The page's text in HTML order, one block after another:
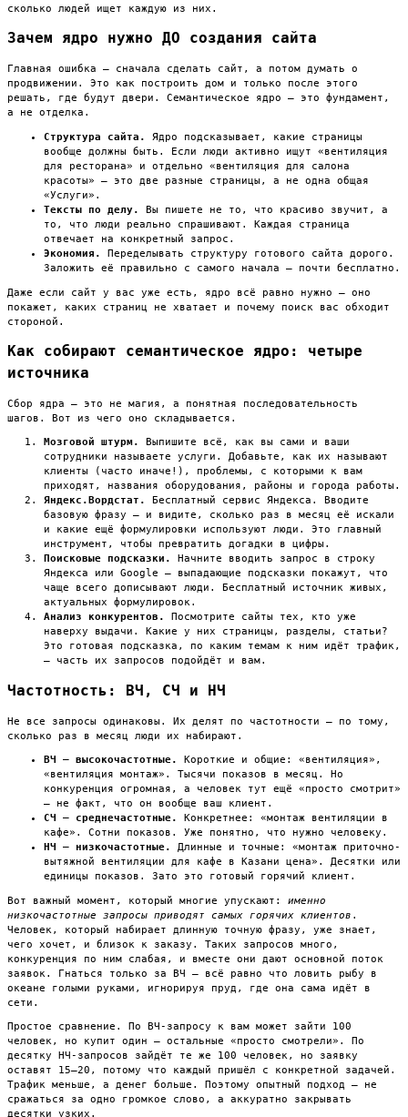
сколько людей ищет каждую из них.
Зачем ядро нужно ДО создания сайта
Главная ошибка — сначала сделать сайт, а потом думать о
продвижении. Это как построить дом и только после этого
решать, где будут двери. Семантическое ядро — это фундамент,
а не отделка.
Структура сайта.
Ядро подсказывает, какие страницы
вообще должны быть. Если люди активно ищут «вентиляция
для ресторана» и отдельно «вентиляция для салона
красоты» — это две разные страницы, а не одна общая
«Услуги».
Тексты по делу.
Вы пишете не то, что красиво звучит, а
то, что люди реально спрашивают. Каждая страница
отвечает на конкретный запрос.
Экономия.
Переделывать структуру готового сайта дорого.
Заложить её правильно с самого начала — почти бесплатно.
Даже если сайт у вас уже есть, ядро всё равно нужно — оно
покажет, каких страниц не хватает и почему поиск вас обходит
стороной.
Как собирают семантическое ядро: четыре
источника
Сбор ядра — это не магия, а понятная последовательность
шагов. Вот из чего оно складывается.
Мозговой штурм.
Выпишите всё, как вы сами и ваши
сотрудники называете услуги. Добавьте, как их называют
клиенты (часто иначе!), проблемы, с которыми к вам
приходят, названия оборудования, районы и города работы.
Яндекс.Вордстат.
Бесплатный сервис Яндекса. Вводите
базовую фразу — и видите, сколько раз в месяц её искали
и какие ещё формулировки используют люди. Это главный
инструмент, чтобы превратить догадки в цифры.
Поисковые подсказки.
Начните вводить запрос в строку
Яндекса или Google — выпадающие подсказки покажут, что
чаще всего дописывают люди. Бесплатный источник живых,
актуальных формулировок.
Анализ конкурентов.
Посмотрите сайты тех, кто уже
наверху выдачи. Какие у них страницы, разделы, статьи?
Это готовая подсказка, по каким темам к ним идёт трафик,
— часть их запросов подойдёт и вам.
Частотность: ВЧ, СЧ и НЧ
Не все запросы одинаковы. Их делят по частотности — по тому,
сколько раз в месяц люди их набирают.
ВЧ — высокочастотные.
Короткие и общие: «вентиляция»,
«вентиляция монтаж». Тысячи показов в месяц. Но
конкуренция огромная, а человек тут ещё «просто смотрит»
— не факт, что он вообще ваш клиент.
СЧ — среднечастотные.
Конкретнее: «монтаж вентиляции в
кафе». Сотни показов. Уже понятно, что нужно человеку.
НЧ — низкочастотные.
Длинные и точные: «монтаж приточно-
вытяжной вентиляции для кафе в Казани цена». Десятки или
единицы показов. Зато это готовый горячий клиент.
Вот важный момент, который многие упускают: именно
низкочастотные запросы приводят самых горячих клиентов .
Человек, который набирает длинную точную фразу, уже знает,
чего хочет, и близок к заказу. Таких запросов много,
конкуренция по ним слабая, и вместе они дают основной поток
заявок. Гнаться только за ВЧ — всё равно что ловить рыбу в
океане голыми руками, игнорируя пруд, где она сама идёт в
сети.
Простое сравнение. По ВЧ-запросу к вам может зайти 100
человек, но купит один — остальные «просто смотрели». По
десятку НЧ-запросов зайдёт те же 100 человек, но заявку
оставят 15–20, потому что каждый пришёл с конкретной задачей.
Трафик меньше, а денег больше. Поэтому опытный подход — не
сражаться за одно громкое слово, а аккуратно закрывать
десятки узких.